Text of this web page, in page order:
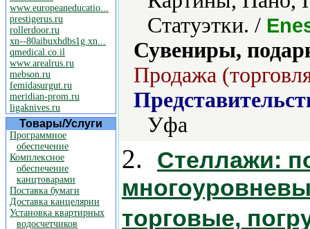
www.europeaneducatio...
prestigerus.ru
rollerdoor.ru
xn--80aibuxhdbs1g.xn...
qmedical.co.il
www.arealrus.ru
mebson.ru
femidasurgut.ru
meridian-prom.ru
ligaknives.ru
Товары/Услуги
Программное
обеспечение
Комплексное
обеспечение
канцтоварами
Поставка бумаги
Доставка канцелярии
Установка квартирных
водосчетчиков
Статуэтки. /
Сувениры,
Продажа
Уфа
2.
Стеллажи:
торговые,